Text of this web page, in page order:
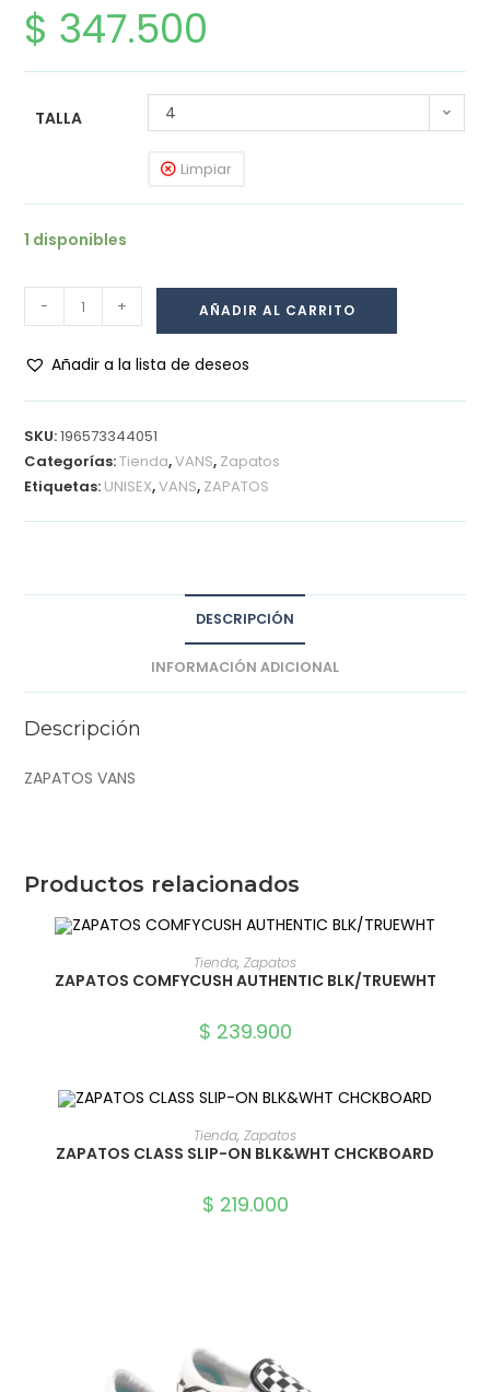
$ 347.500
TALLA 4
Limpiar
1 disponibles
- + AÑADIR AL CARRITO
Añadir a la lista de deseos
SKU:196573344051
Categorías:Tienda,VANS, Zapatos
Etiquetas: UNISEX,VANS, ZAPATOS
DESCRIPCIÓN
INFORMACIÓN ADICIONAL
Descripción
ZAPATOS VANS
Productos relacionados
SELECCIONAR OPCIONES
Tienda, Zapatos
ZAPATOS COMFYCUSH AUTHENTIC BLK/TRUEWHT
$ 239.900
SELECCIONAR OPCIONES
Tienda, Zapatos
ZAPATOS CLASS SLIP-ON BLK&WHT CHCKBOARD
$ 219.000